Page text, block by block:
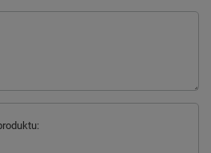
swój telefon
struktura
kolor i design
pozwala też na